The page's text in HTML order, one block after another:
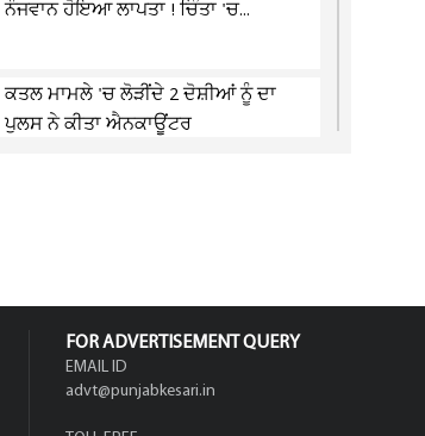
ਨੌਜਵਾਨ ਹੋਇਆ ਲਾਪਤਾ ! ਚਿੰਤਾ 'ਚ...
ਕਤਲ ਮਾਮਲੇ 'ਚ ਲੋੜੀਂਦੇ 2 ਦੋਸ਼ੀਆਂ ਨੂੰ ਦਾ
ਪੁਲਸ ਨੇ ਕੀਤਾ ਐਨਕਾਊਂਟਰ
FOR ADVERTISEMENT QUERY
EMAIL ID
advt@punjabkesari.in